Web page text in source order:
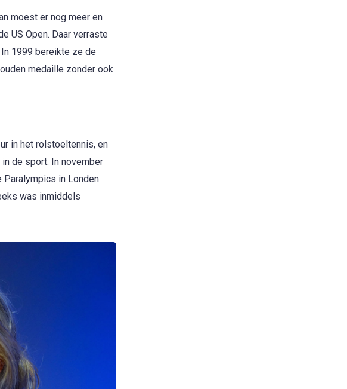
moest er nog meer en
US Open. Daar verraste
1999 bereikte ze de
medaille zonder ook
in het rolstoeltennis, en
de sport. In november
Paralympics in Londen
was inmiddels